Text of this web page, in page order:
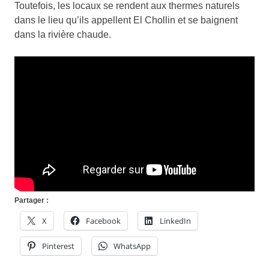
Toutefois, les locaux se rendent aux thermes naturels
dans le lieu qu’ils appellent El Chollin et se baignent
dans la rivière chaude.
Partager :
X Facebook LinkedIn
Pinterest WhatsApp